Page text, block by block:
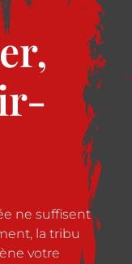
ne suffisent
la tribu
votre